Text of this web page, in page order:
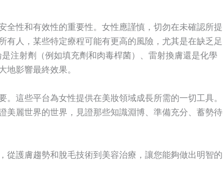
全性和有效性的重要性。女性應謹慎，切勿在未確認所提
人，某些特定療程可能有更高的風險，尤其是在缺乏足
注射劑（例如填充劑和肉毒桿菌）、雷射換膚還是化學
地影響最終效果。
這些平台為女性提供在美妝領域成長所需的一切工具。
美麗世界的世界，見證那些知識淵博、準備充分、蓄勢待
從護膚趨勢和脫毛技術到美容治療，讓您能夠做出明智的